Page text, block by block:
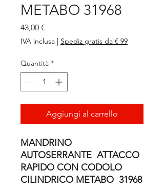
METABO 31968
43,00 €
IVA inclusa | Spediz gratis da € 99
Quantità *
Aggiungi al carrello
MANDRINO
AUTOSERRANTE ATTACCO
RAPIDO CON CODOLO
CILINDRICO METABO 31968